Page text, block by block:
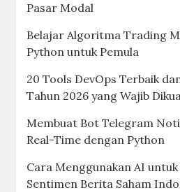
Pasar Modal
Belajar Algoritma Trading
Python untuk Pemula
20 Tools DevOps Terbaik
Tahun 2026 yang Wajib
Membuat Bot Telegram
Real-Time dengan Python
Cara Menggunakan AI
Sentimen Berita Saham